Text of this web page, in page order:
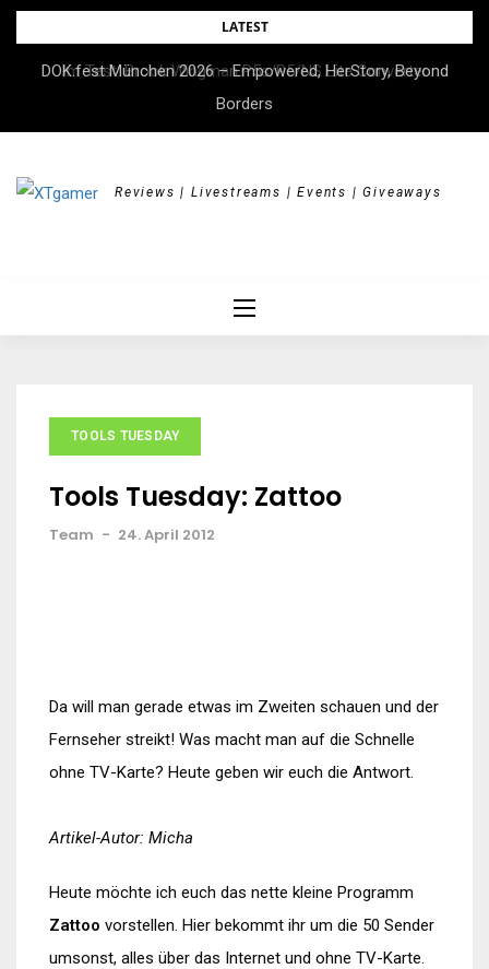
Skip
content
LATEST
Im Test: Brook Wingman P5s/P5/NS Lite Converter
DOK.fest München 2026 – Empowered, HerStory, Beyond
Borders
Reviews | Livestreams | Events | Giveaways
TOOLS TUESDAY
Tools Tuesday: Zattoo
Team - 24. April 2012
Da will man gerade etwas im Zweiten schauen und der
Fernseher streikt! Was macht man auf die Schnelle
ohne TV-Karte? Heute geben wir euch die Antwort.
Artikel-Autor: Micha
Heute möchte ich euch das nette kleine Programm
Zattoo vorstellen. Hier bekommt ihr um die 50 Sender
umsonst, alles über das Internet und ohne TV-Karte.